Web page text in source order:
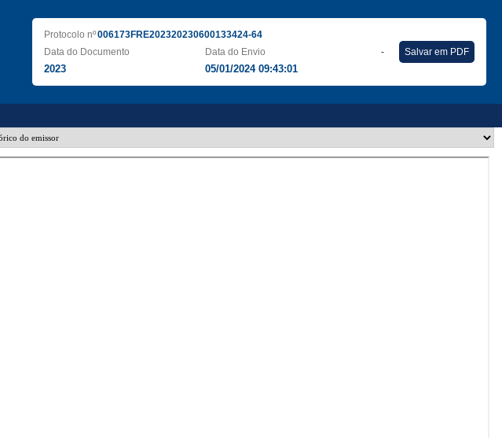
Protocolo nº006173FRE202320230600133424-64
Data do Documento
2023
Data do Envio
05/01/2024 09:43:01
- Salvar em PDF